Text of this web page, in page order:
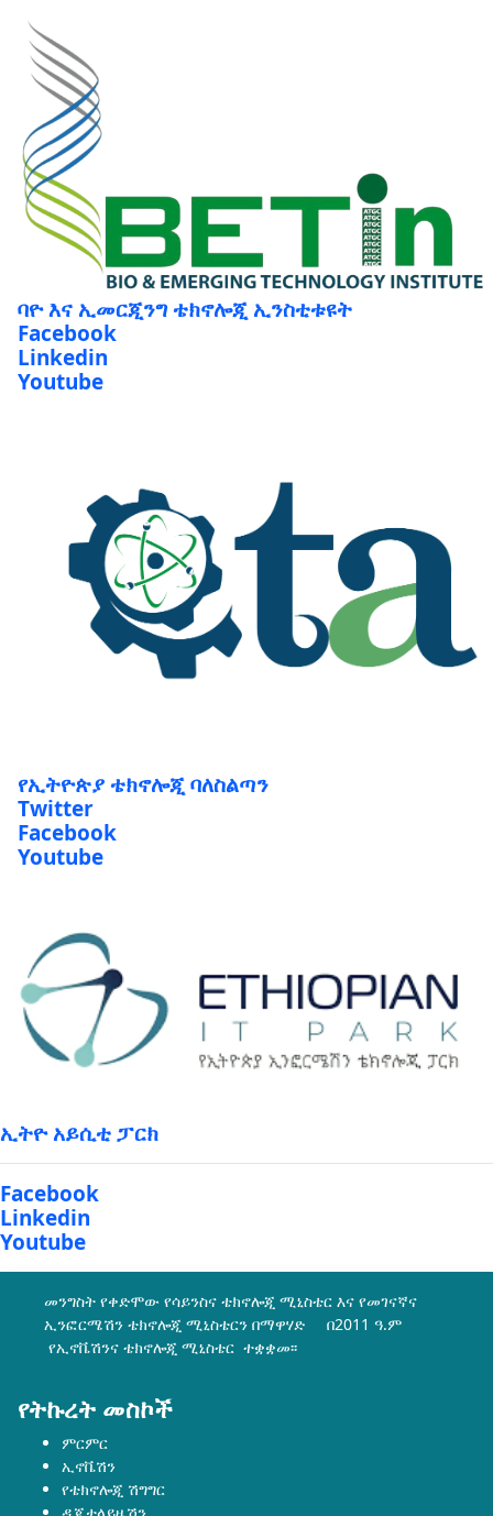
ባዮ እና ኢመርጂንግ ቴክኖሎጂ ኢንስቲቱዩት
Facebook
Linkedin
Youtube
የኢትዮጵያ ቴክኖሎጂ ባለስልጣን
Twitter
Facebook
Youtube
ኢትዮ አይሲቲ ፓርክ
Facebook
Linkedin
Youtube
መንግስት የቀድሞው የሳይንስና ቴክኖሎጂ ሚኒስቴር እና የመገናኛና
ኢንፎርሜሽን ቴክኖሎጂ ሚኒስቴርን በማዋሃድ በ2011 ዓ.ም
የኢኖቬሽንና ቴክኖሎጂ ሚኒስቴር ተቋቋመ፡፡
የትኩረት መስኮች
ምርምር
ኢኖቬሽን
የቴክኖሎጂ ሽግግር